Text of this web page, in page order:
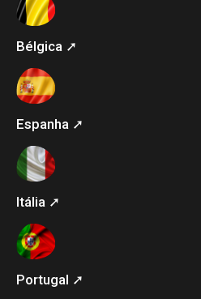
Bélgica ➚
Espanha ➚
Itália ➚
Portugal ➚